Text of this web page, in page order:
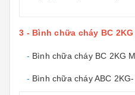
3 - Bình chữa cháy BC
- Bình chữa cháy BC 2KG
- Bình chữa cháy ABC